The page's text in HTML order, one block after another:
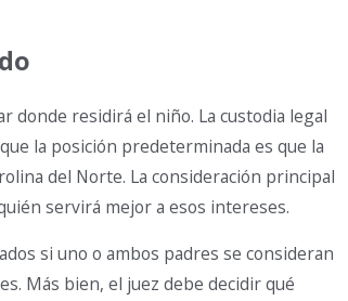
donde residirá el niño. La custodia legal
la posición predeterminada es que la
del Norte. La consideración principal
servirá mejor a esos intereses.
si uno o ambos padres se consideran
Más bien, el juez debe decidir qué